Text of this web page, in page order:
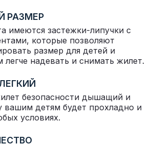
РАЗМЕР
имеются застежки-липучки с
которые позволяют
размер для детей и
легче надевать и снимать жилет.
безопасности дышащий и
вашим детям будет прохладно и
условиях.